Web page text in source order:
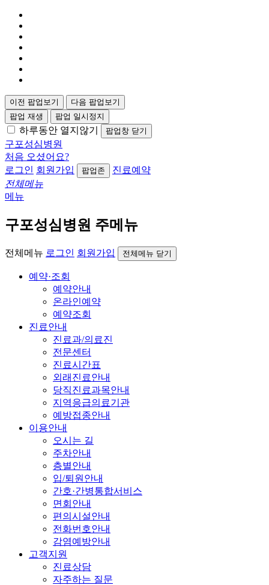
이전 팝업보기
다음 팝업보기
팝업 재생
팝업 일시정지
하루동안 열지않기 팝업창 닫기
구포성심병원
처음 오셨어요?
로그인 회원가입 팝업존
진료예약
전체메뉴
메뉴
구포성심병원 주메뉴
전체메뉴 로그인 회원가입 전체메뉴 닫기
예약·조회
예약안내
온라인예약
예약조회
진료안내
진료과/의료진
전문센터
진료시간표
외래진료안내
당직진료과목안내
지역응급의료기관
예방접종안내
이용안내
오시는 길
주차안내
층별안내
입/퇴원안내
간호·간병통합서비스
면회안내
편의시설안내
전화번호안내
감염예방안내
고객지원
진료상담
자주하는 질문